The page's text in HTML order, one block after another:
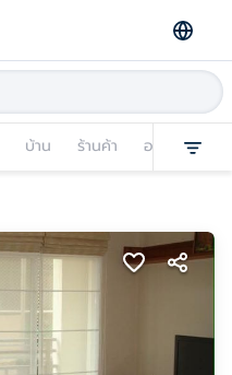
บ้าน ร้านค้า อาคารพาณิช